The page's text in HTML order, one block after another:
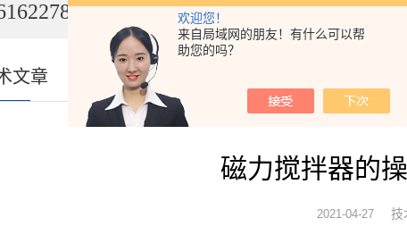
欢迎您！
来自局域网的朋友！有什么可以帮
助您的吗？
文章
磁力搅拌器的
2021-04-27 技